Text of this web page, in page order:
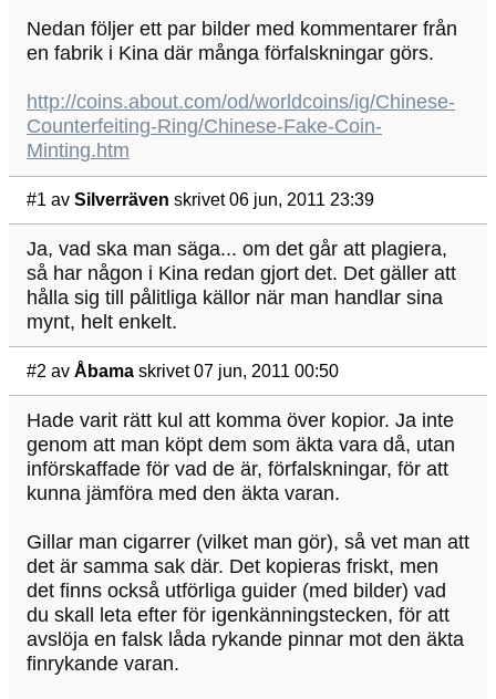
Nedan följer ett par bilder med kommentarer från
en fabrik i Kina där många förfalskningar görs.
http://coins.about.com/od/worldcoins/ig/Chinese-
Counterfeiting-Ring/Chinese-Fake-Coin-
Minting.htm
#1 av Silverräven skrivet 06 jun, 2011 23:39
Ja, vad ska man säga... om det går att plagiera,
så har någon i Kina redan gjort det. Det gäller att
hålla sig till pålitliga källor när man handlar sina
mynt, helt enkelt.
#2 av Åbama skrivet 07 jun, 2011 00:50
Hade varit rätt kul att komma över kopior. Ja inte
genom att man köpt dem som äkta vara då, utan
införskaffade för vad de är, förfalskningar, för att
kunna jämföra med den äkta varan.
Gillar man cigarrer (vilket man gör), så vet man att
det är samma sak där. Det kopieras friskt, men
det finns också utförliga guider (med bilder) vad
du skall leta efter för igenkänningstecken, för att
avslöja en falsk låda rykande pinnar mot den äkta
finrykande varan.